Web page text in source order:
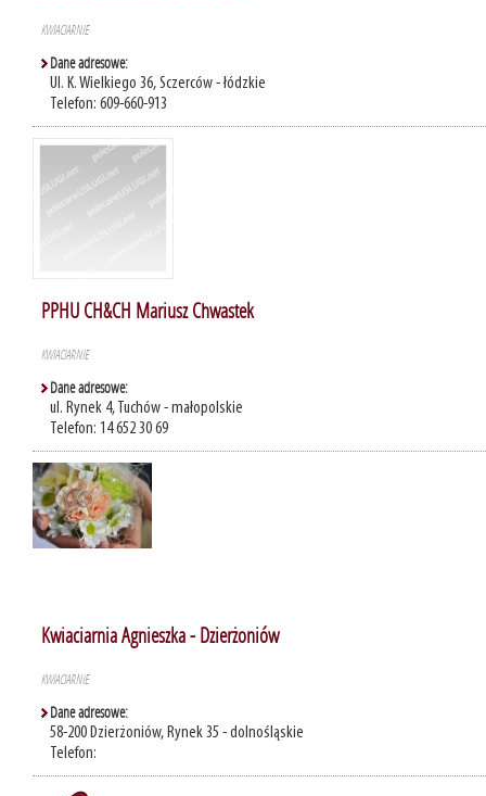
KWIACIARNIE
Dane adresowe:
Ul. K. Wielkiego 36, Sczerców - łódzkie
Telefon: 609-660-913
PPHU CH&CH Mariusz Chwastek
KWIACIARNIE
Dane adresowe:
ul. Rynek 4, Tuchów - małopolskie
Telefon: 14 652 30 69
Kwiaciarnia Agnieszka - Dzierżoniów
KWIACIARNIE
Dane adresowe:
58-200 Dzierżoniów, Rynek 35 - dolnośląskie
Telefon: